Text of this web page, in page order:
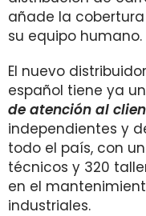
añade la
su equipo humano.
El nuevo
español tiene ya
de atención al
independientes y
todo el país, con
técnicos y 320
en el
industriales.